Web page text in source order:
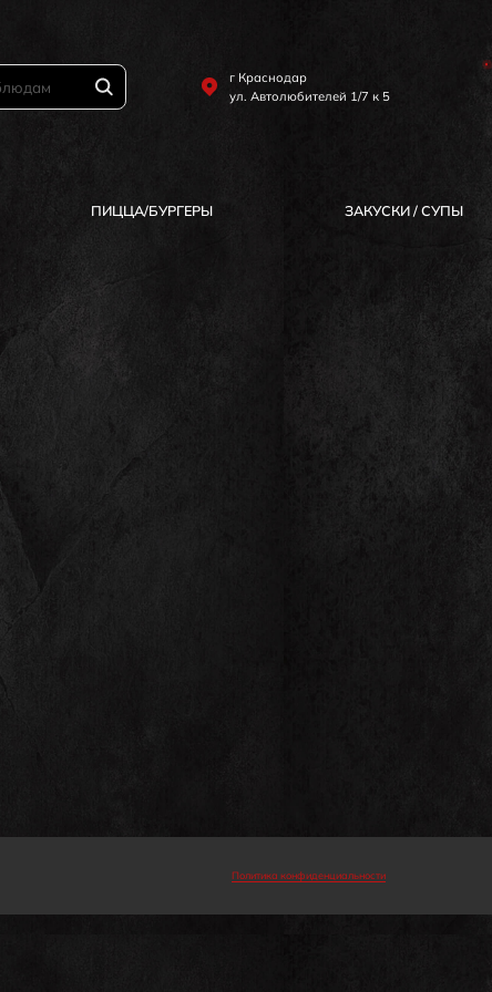
г Краснодар
ул. Автолюбителей 1/7 к 5
ПИЦЦА/БУРГЕРЫ ЗАКУСКИ / СУПЫ
Политика конфиденциальности